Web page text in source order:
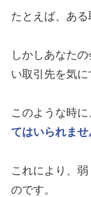
たとえば、ある
しかしあなた
い取引先を気に
このような時に
てはいられませ
これにより、
のです。